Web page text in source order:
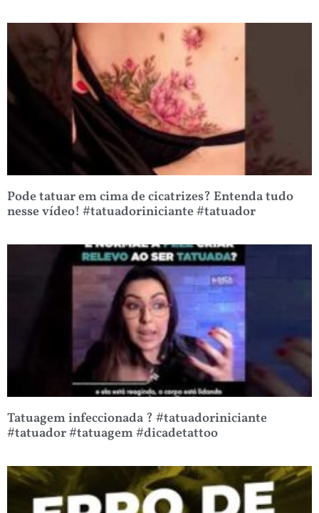
Pode tatuar em cima de cicatrizes? Entenda tudo
nesse vídeo! #tatuadoriniciante #tatuador
Tatuagem infeccionada ? #tatuadoriniciante
#tatuador #tatuagem #dicadetattoo